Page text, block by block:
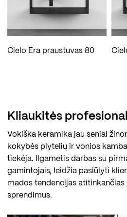
Cielo Era praustuvas 80
Kliaukitės
Vokiška keramika jau seniai
kokybės plytelių ir vonios
tiekėja. Ilgametis darbas su
gamintojais, leidžia pasiūlyti
mados tendencijas atitinkančias
sprendimus.